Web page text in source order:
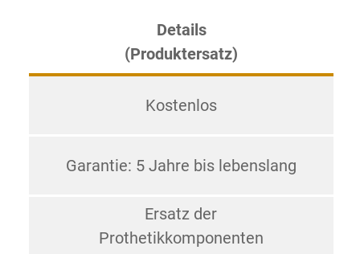
Details
(Produktersatz)
Kostenlos
Garantie: 5 Jahre bis lebenslang
Ersatz der
Prothetikkomponenten